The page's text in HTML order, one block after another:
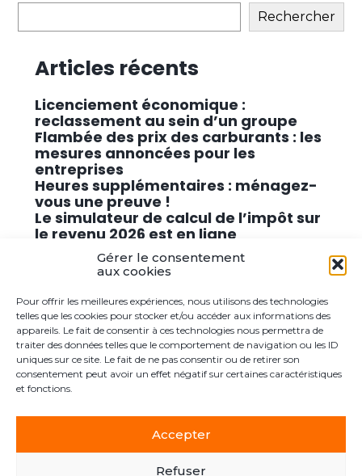
Gérer le consentement
aux cookies
Pour offrir les meilleures expériences, nous utilisons des technologies
telles que les cookies pour stocker et/ou accéder aux informations des
appareils. Le fait de consentir à ces technologies nous permettra de
traiter des données telles que le comportement de navigation ou les ID
uniques sur ce site. Le fait de ne pas consentir ou de retirer son
consentement peut avoir un effet négatif sur certaines caractéristiques
et fonctions.
Accepter
Refuser
Rechercher
Articles récents
Licenciement économique :
reclassement au sein d’un groupe
Flambée des prix des carburants : les
mesures annoncées pour les
entreprises
Heures supplémentaires : ménagez-
vous une preuve !
Le simulateur de calcul de l’impôt sur
le revenu 2026 est en ligne
Promouvoir des solutions de
cybersécurité conformes au RGPD
Commentaires récents
Aucun commentaire à afficher.